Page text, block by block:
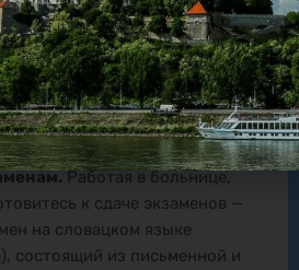
следующий шаг – это
Работая в больнице,
к сдаче экзаменов —
на словацком языке
состоящий из письменной и